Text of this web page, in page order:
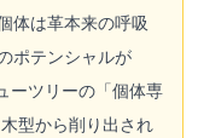
体は革本来の呼吸
ポテンシャルが
ーツリーの「個体専
型から削り出され